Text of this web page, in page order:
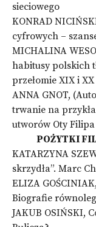
sieciowego
KONRAD
cyfrowych –
MICHALINA
habitusy polskich
przełomie XIX i
ANNA GNOT,
trwanie na
utworów Oty Filipa
POŻYTKI
KATARZYNA
skrzydła”. Marc
ELIZA
Biografie
JAKUB OSIŃSKI,